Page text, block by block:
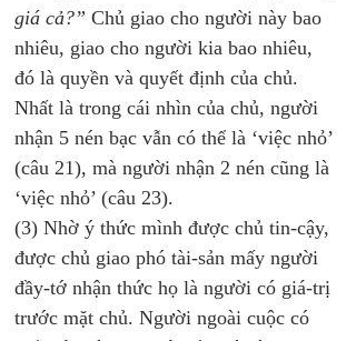
giá cả?” Chủ giao cho người này bao
nhiêu, giao cho người kia bao nhiêu,
đó là quyền và quyết định của chủ.
Nhất là trong cái nhìn của chủ, người
nhận 5 nén bạc vẫn có thể là ‘việc nhỏ’
(câu 21), mà người nhận 2 nén cũng là
‘việc nhỏ’ (câu 23).
(3) Nhờ ý thức mình được chủ tin-cậy,
được chủ giao phó tài-sản mấy người
đầy-tớ nhận thức họ là người có giá-trị
trước mặt chủ. Người ngoài cuộc có